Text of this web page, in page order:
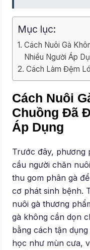
Mục lục:
Cách Nuôi Gà
Nhiều Người Áp
Cách Làm Đệm
Cách Nuôi
Chuồng Đã
Áp Dụng
Trước đây, phương
cầu người chăn
thu gom phân gà
cơ phát sinh bệnh.
nuôi gà thương
gà không cần dọn
bằng cách tận
học như mùn cưa,